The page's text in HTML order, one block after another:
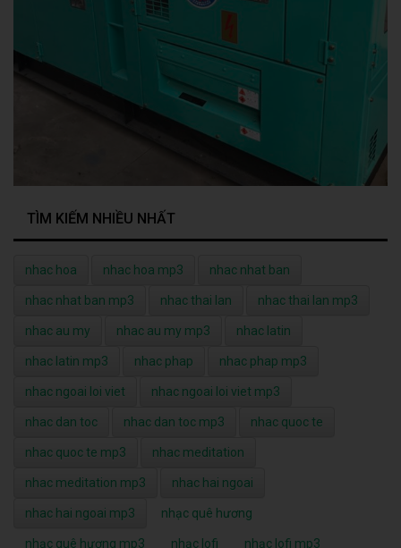
TÌM KIẾM NHIỀU NHẤT
nhac hoa nhac hoa mp3 nhac nhat ban
nhac nhat ban mp3 nhac thai lan nhac thai lan mp3
nhac au my nhac au my mp3 nhac latin
nhac latin mp3 nhac phap nhac phap mp3
nhac ngoai loi viet nhac ngoai loi viet mp3
nhac dan toc nhac dan toc mp3 nhac quoc te
nhac quoc te mp3 nhac meditation
nhac meditation mp3 nhac hai ngoai
nhac hai ngoai mp3 nhạc quê hương
nhạc quê hương mp3 nhạc lofi nhạc lofi mp3